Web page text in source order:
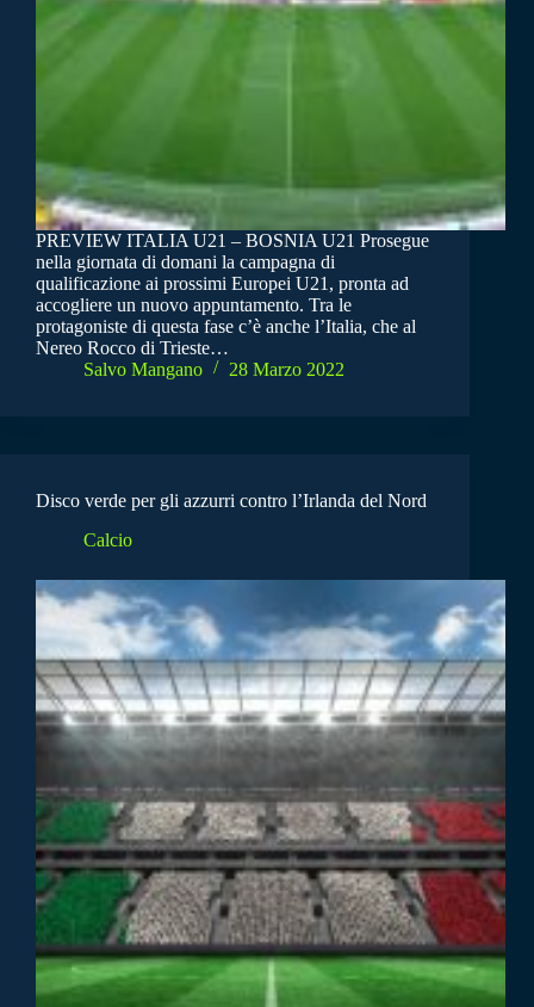
PREVIEW ITALIA U21 – BOSNIA U21 Prosegue
nella giornata di domani la campagna di
qualificazione ai prossimi Europei U21, pronta ad
accogliere un nuovo appuntamento. Tra le
protagoniste di questa fase c’è anche l’Italia, che al
Nereo Rocco di Trieste…
Salvo Mangano
28 Marzo 2022
Disco verde per gli azzurri contro l’Irlanda del Nord
Calcio